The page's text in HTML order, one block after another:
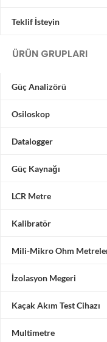
Teklif İsteyin
ÜRÜN GRUPLARI
Güç Analizörü
Osiloskop
Datalogger
Güç Kaynağı
LCR Metre
Kalibratör
Mili-Mikro Ohm
İzolasyon Megeri
Kaçak Akım Test Cihazı
Multimetre